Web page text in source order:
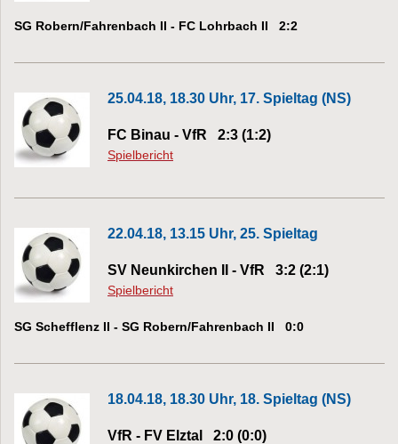
SG Robern/Fahrenbach II - FC Lohrbach II 2:2
25.04.18, 18.30 Uhr, 17. Spieltag (NS)
FC Binau - VfR 2:3 (1:2)
Spielbericht
22.04.18, 13.15 Uhr, 25. Spieltag
SV Neunkirchen II - VfR 3:2 (2:1)
Spielbericht
SG Schefflenz II - SG Robern/Fahrenbach II 0:0
18.04.18, 18.30 Uhr, 18. Spieltag (NS)
VfR - FV Elztal 2:0 (0:0)